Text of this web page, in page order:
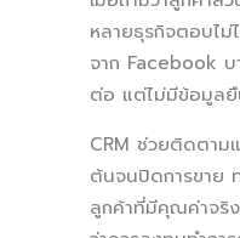
หลายธุรกิจตอบไม่
จาก Facebook บ
ต่อ แต่ไม่มีข้อมูล
CRM ช่วยติดตา
ต้นจนปิดการขาย
ลูกค้าที่มีคุณค่าจริ